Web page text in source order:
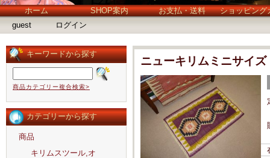
ホーム SHOP案内 お支払・送料
ショッピング
guest
ログイン
キーワードから探す
商品カテゴリー複合検索>
カテゴリーから探す
商品
キリムスツール,オ
ニューキリムミニサイズ